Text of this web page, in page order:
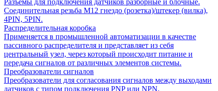
Разъемы для подключения датчиков разборные и блочные.
Соединительная резьба М12 гнездо (розетка)/штекер (вилка),
4PIN, 5PIN.
Распределительная коробка
Применяется в промышленной автоматизации в качестве
пассивного распределителя и представляет из себя
центральный узел, через который происходит питание и
передача сигналов от различных элементов системы.
Преобразователи сигналов
Преобразователи для согласования сигналов между выходами
датчиков с типом подключения PNP или NPN.